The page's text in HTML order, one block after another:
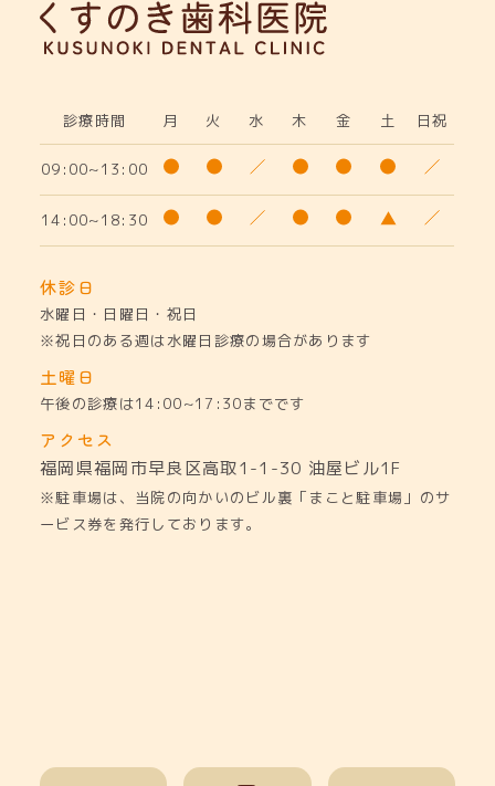
診療時間 月 火 水 木 金 土 日祝
09:00~13:00
14:00~18:30
休診日
水曜日・日曜日・祝日
※祝日のある週は水曜日診療の場合があります
土曜日
午後の診療は14:00~17:30までです
アクセス
福岡県福岡市早良区高取1-1-30 油屋ビル1F
※駐車場は、当院の向かいのビル裏「まこと駐車場」のサ
ービス券を発行しております。